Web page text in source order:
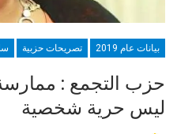
بيانات عام 2019 تصريحات حزبية
حزب التجمع :
ليس حرية شخصية